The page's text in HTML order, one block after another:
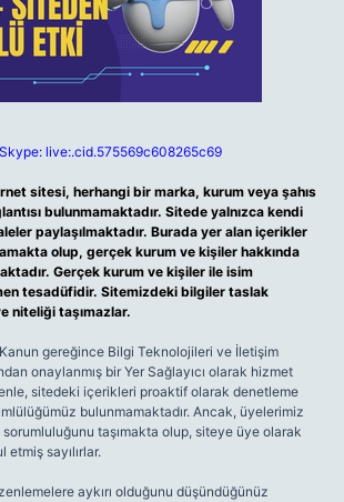
Skype: live:.cid.575569c608265c69
sitesi, herhangi bir marka, kurum veya şahıs
bulunmamaktadır. Sitede yalnızca kendi
paylaşılmaktadır. Burada yer alan içerikler
olup, gerçek kurum ve kişiler hakkında
Gerçek kurum ve kişiler ile isim
tesadüfidir. Sitemizdeki bilgiler taslak
niteliği taşımazlar.
Kanun gereğince Bilgi Teknolojileri ve İletişim
onaylanmış bir Yer Sağlayıcı olarak hizmet
sitedeki içerikleri proaktif olarak denetleme
bulunmamaktadır. Ancak, üyelerimiz
sorumluluğunu taşımakta olup, siteye üye olarak
etmiş sayılırlar.
aykırı olduğunu düşündüğünüz